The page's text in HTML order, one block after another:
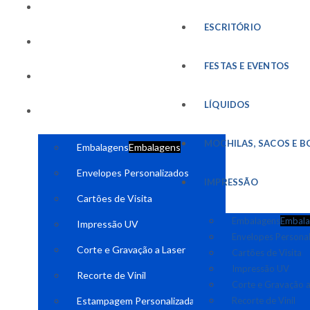
EmbalagensEmbalagens
Envelopes Personalizados
Cartões de Visita
Impressão UV
Corte e Gravação a Laser
Recorte de Vinil
Estampagem Personalizada
ESCRITÓRIO
FESTAS E EVENTOS
LÍQUIDOS
MOCHILAS, SACOS E
IMPRESSÃO
Embalagens
Envelopes
Cartões de Visita
Impressão UV
Corte e Gravação
Recorte de Vinil